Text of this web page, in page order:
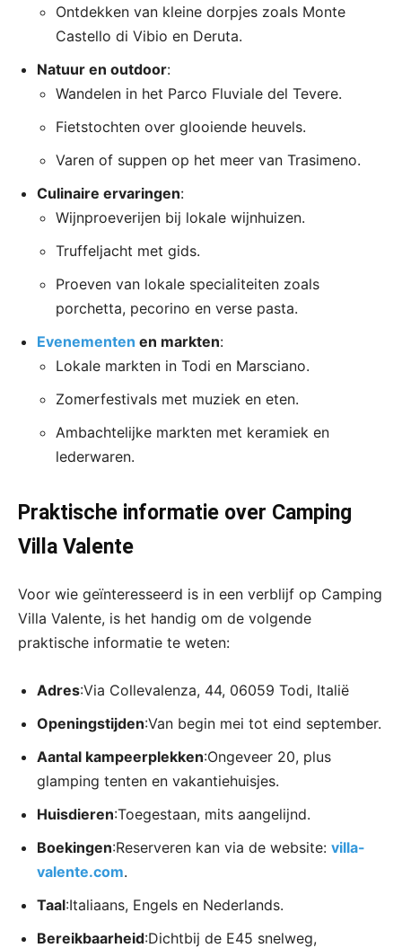
Ontdekken van kleine dorpjes zoals Monte
Castello di Vibio en Deruta.
Natuur en outdoor:
Wandelen in het Parco Fluviale del Tevere.
Fietstochten over glooiende heuvels.
Varen of suppen op het meer van Trasimeno.
Culinaire ervaringen:
Wijnproeverijen bij lokale wijnhuizen.
Truffeljacht met gids.
Proeven van lokale specialiteiten zoals
porchetta, pecorino en verse pasta.
Evenementen en markten:
Lokale markten in Todi en Marsciano.
Zomerfestivals met muziek en eten.
Ambachtelijke markten met keramiek en
lederwaren.
Praktische informatie over Camping
Villa Valente
Voor wie geïnteresseerd is in een verblijf op Camping
Villa Valente, is het handig om de volgende
praktische informatie te weten:
Adres:Via Collevalenza, 44, 06059 Todi, Italië
Openingstijden:Van begin mei tot eind september.
Aantal kampeerplekken:Ongeveer 20, plus
glamping tenten en vakantiehuisjes.
Huisdieren:Toegestaan, mits aangelijnd.
Boekingen:Reserveren kan via de website: villa-
valente.com.
Taal:Italiaans, Engels en Nederlands.
Bereikbaarheid:Dichtbij de E45 snelweg,